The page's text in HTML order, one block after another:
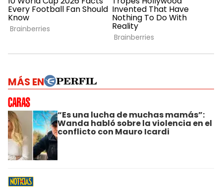
MÁS EN
“Es una lucha de muchas mamás”:
Wanda habló sobre la violencia en el
conflicto con Mauro Icardi